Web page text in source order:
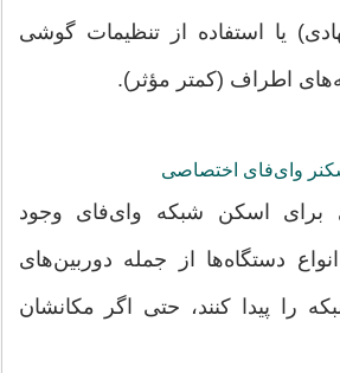
یا استفاده از تنظیمات گوشی
اطراف (کمتر مؤثر).
وای‌فای اختصاصی
برای اسکن شبکه وای‌فای وجود
دستگاه‌ها از جمله دوربین‌های
را پیدا کنند، حتی اگر مکانشان